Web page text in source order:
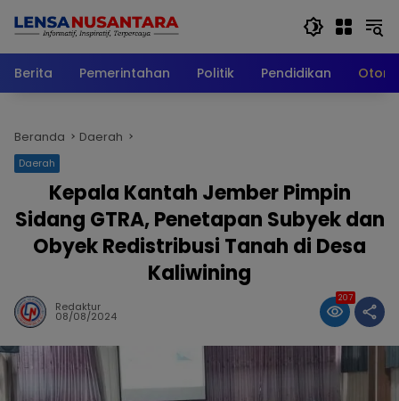
Berita
Pemerintahan Politik Pendidikan
Beranda Daerah
Daerah
Kepala Kantah Jember Pimpin
Sidang GTRA, Penetapan Subyek dan
Obyek Redistribusi Tanah di Desa
Kaliwining
Redaktur
08/08/2024
207